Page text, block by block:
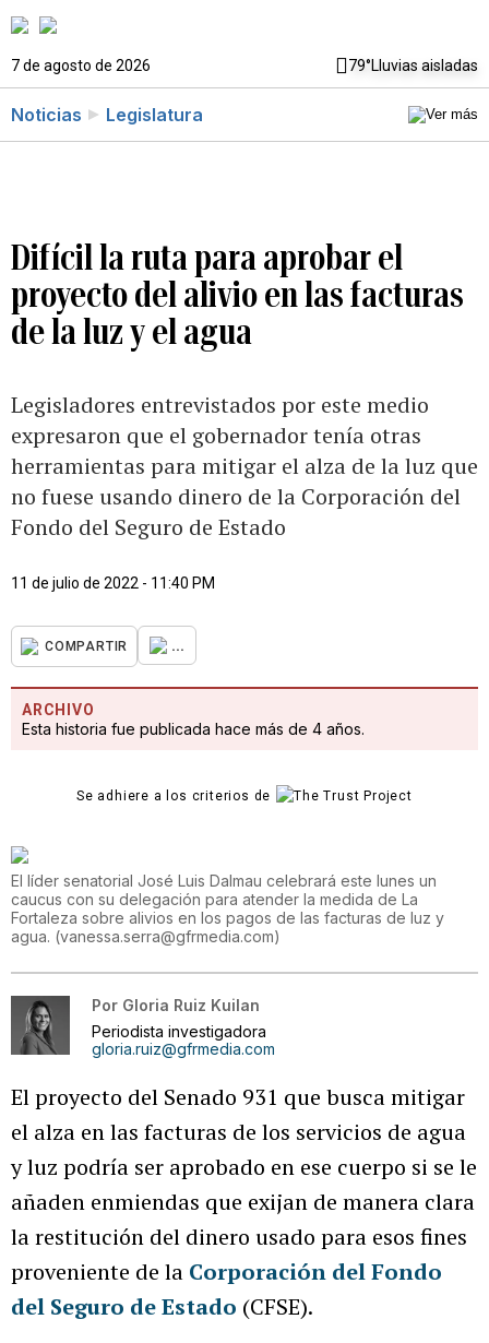
7 de agosto de 2026 79°Lluvias aisladas
Noticias Legislatura
Difícil la ruta para aprobar el
proyecto del alivio en las facturas
de la luz y el agua
Legisladores entrevistados por este medio
expresaron que el gobernador tenía otras
herramientas para mitigar el alza de la luz que
no fuese usando dinero de la Corporación del
Fondo del Seguro de Estado
11 de julio de 2022 - 11:40 PM
COMPARTIR ...
ARCHIVO
Esta historia fue publicada hace más de 4 años.
Se adhiere a los criterios de
El líder senatorial José Luis Dalmau celebrará este lunes un
caucus con su delegación para atender la medida de La
Fortaleza sobre alivios en los pagos de las facturas de luz y
agua. (vanessa.serra@gfrmedia.com)
Por Gloria Ruiz Kuilan
Periodista investigadora
gloria.ruiz@gfrmedia.com
El proyecto del Senado 931 que busca mitigar
el alza en las facturas de los servicios de agua
y luz podría ser aprobado en ese cuerpo si se le
añaden enmiendas que exijan de manera clara
la restitución del dinero usado para esos fines
proveniente de la Corporación del Fondo
del Seguro de Estado (CFSE).